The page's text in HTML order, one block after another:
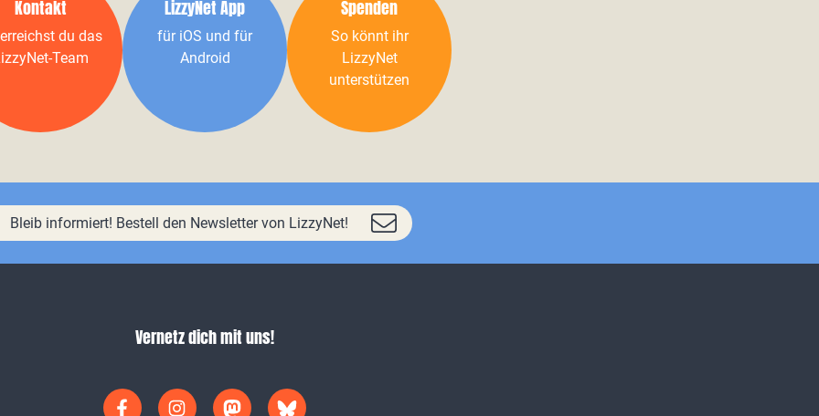
Kontakt
du das
Team
LizzyNet App
für iOS und für
Android
Spenden
So könnt ihr
LizzyNet
unterstützen
Bleib informiert! Bestell den Newsletter von LizzyNet!
Vernetz dich mit uns!